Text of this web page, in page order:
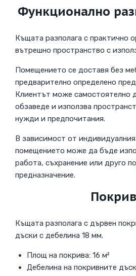
Функционално
Къщата разполага с практично
вътрешно пространство с
Помещението се доставя без
предварително определено
Клиентът може самостоятелно
обзаведе и използва
нужди и предпочитания.
В зависимост от
помещението може да бъде
работа, съхранение или друго
предназначение.
Покрив
Къщата разполага с дървен
дъски с дебелина 18 мм.
Площ на покрива: 16 м²
Дебелина на покривните